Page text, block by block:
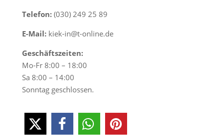
Telefon:(030) 249 25 89
E-Mail: kiek-in@t-online.de
Geschäftszeiten:
Mo-Fr 8:00 – 18:00
Sa 8:00 – 14:00
Sonntag geschlossen.